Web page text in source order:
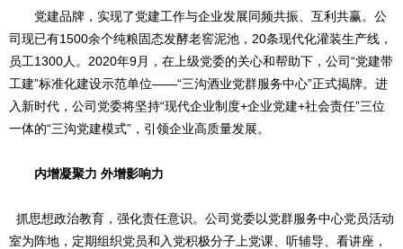
党建品牌，实现了党建工作与企业发展同频共振、互利共赢。公
司现已有1500余个纯粮固态发酵老窖泥池，20条现代化灌装生产线，
员工1300人。2020年9月，在上级党委的关心和帮助下，公司“党建带
工建”标准化建设示范单位——“三沟酒业党群服务中心”正式揭牌。进
入新时代，公司党委将坚持“现代企业制度+企业党建+社会责任”三位
一体的“三沟党建模式”，引领企业高质量发展。
内增凝聚力 外增影响力
抓思想政治教育，强化责任意识。公司党委以党群服务中心党员活动
室为阵地，定期组织党员和入党积极分子上党课、听辅导、看讲座，